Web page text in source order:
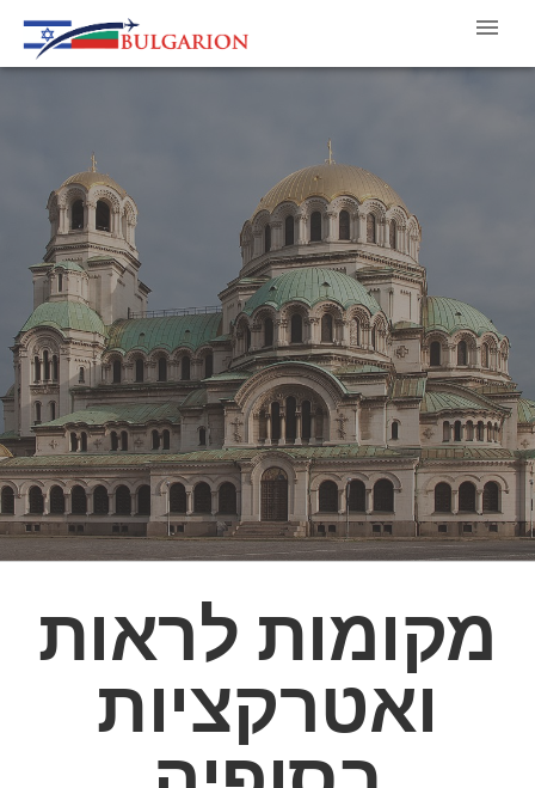
מקומות לראות
ואטרקציות